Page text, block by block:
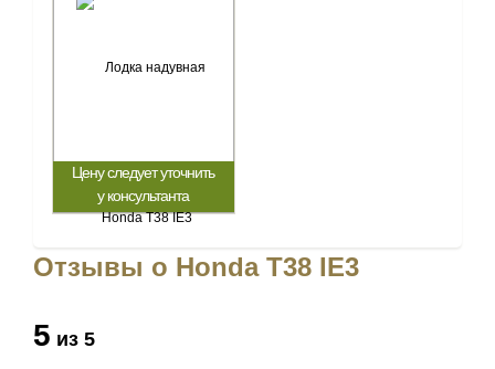
Цену следует уточнить
у консультанта
Отзывы о Honda T38 IE3
5 из 5